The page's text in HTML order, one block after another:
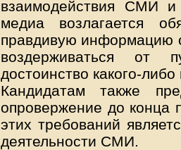
взаимодействия СМИ
медиа возлагается
правдивую информацию
воздерживаться от
достоинство какого-
Кандидатам также
опровержение до конца
этих требований
деятельности СМИ.